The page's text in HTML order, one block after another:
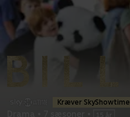
Kræver SkyShowtime